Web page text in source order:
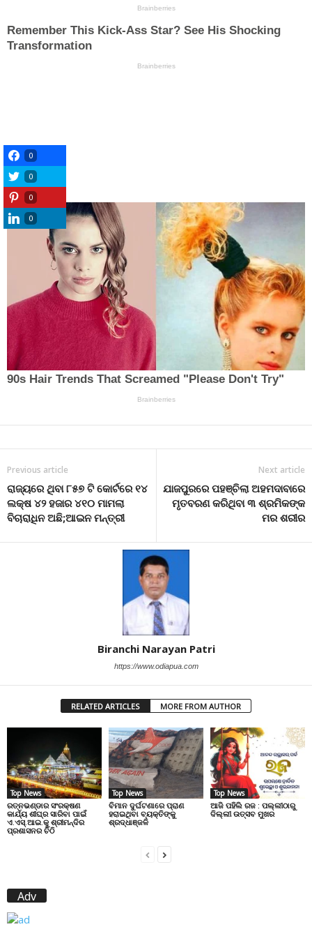
Previous article
ରାଜ୍ୟରେ ଥିବା ୮୫୭ ଟି କୋର୍ଟରେ ୧୪
ଲକ୍ଷ ୪୨ ହଜାର ୪୧୦ ମାମଲା
ବିଚାରାଧିନ ଅଛି;ଆଇନ ମନ୍ତ୍ରୀ
Next article
ଯାଜପୁରରେ ପହଞ୍ଚିଲା ଅହମଦାବାରେ
ମୃତବରଣ କରିଥିବା ୩ ଶ୍ରମିକଙ୍କ
ମର ଶରୀର
Biranchi Narayan Patri
https://www.odiapua.com
RELATED ARTICLES MORE FROM AUTHOR
Top News
ରତ୍ନଭଣ୍ଡାର ସଂରକ୍ଷଣ
କାର୍ଯ୍ୟ ଶୀଘ୍ର ସାରିବା ପାଇଁ
ଏ.ଏସ୍.ଆଇ.କୁ ଶ୍ରୀମନ୍ଦିର
ପ୍ରଶାସନର ଚିଠି
Top News
ବିମାନ ଦୁର୍ଘଟଣାରେ ପ୍ରାଣ
ହରାଇଥିବା ବ୍ୟକ୍ତିଙ୍କୁ
ଶ୍ରଦ୍ଧାଞ୍ଜଳି
Top News
ଆଜି ପହିଲି ରଜ : ପଲ୍ଲୀଠାରୁ
ଦିଲ୍ଲୀ ଉତ୍ସବ ମୁଖର
Adv
0
0
0
0